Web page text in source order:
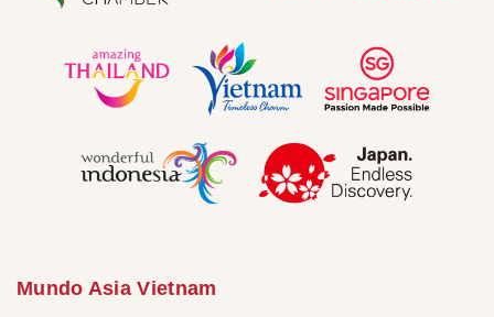
Mundo Asia Vietnam